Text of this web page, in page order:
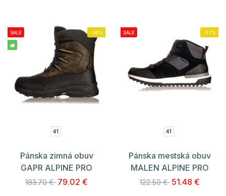
SALE -56%
41
Pánska zimná obuv
GAPR ALPINE PRO
183.70 € 79.02 €
SALE -57%
41
Pánska mestská obuv
MALEN ALPINE PRO
122.50 € 51.48 €